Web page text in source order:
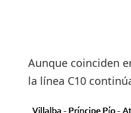
Aunque coinciden
la línea C10